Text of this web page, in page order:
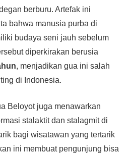
berburu. Artefak ini
bahwa manusia purba di
budaya seni jauh sebelum
diperkirakan berusia
, menjadikan gua ini salah
di Indonesia.
Beloyot juga menawarkan
stalaktit dan stalagmit di
bagi wisatawan yang tertarik
ini membuat pengunjung bisa